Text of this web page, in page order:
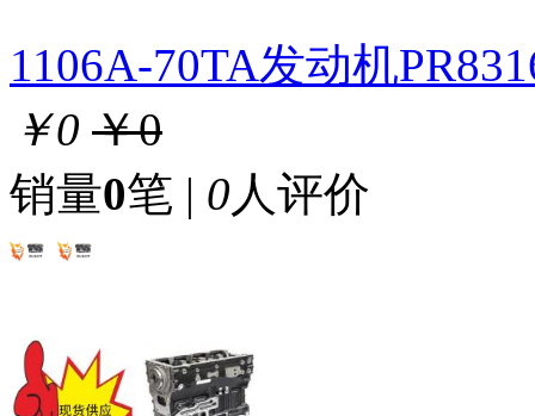
1106A-70TA发动机
￥0 ￥0
销量0笔 | 0人评价